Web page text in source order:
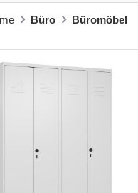
Büro Büromöbel